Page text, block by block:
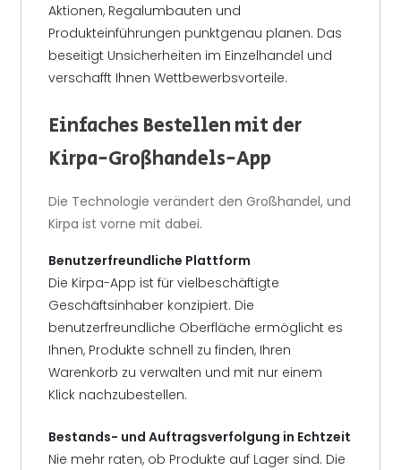
Aktionen, Regalumbauten und
Produkteinführungen punktgenau planen. Das
beseitigt Unsicherheiten im Einzelhandel und
verschafft Ihnen Wettbewerbsvorteile.
Einfaches Bestellen mit der
Kirpa-Großhandels-App
Die Technologie verändert den Großhandel, und
Kirpa ist vorne mit dabei.
Benutzerfreundliche Plattform
Die Kirpa-App ist für vielbeschäftigte
Geschäftsinhaber konzipiert. Die
benutzerfreundliche Oberfläche ermöglicht es
Ihnen, Produkte schnell zu finden, Ihren
Warenkorb zu verwalten und mit nur einem
Klick nachzubestellen.
Bestands- und Auftragsverfolgung in Echtzeit
Nie mehr raten, ob Produkte auf Lager sind. Die